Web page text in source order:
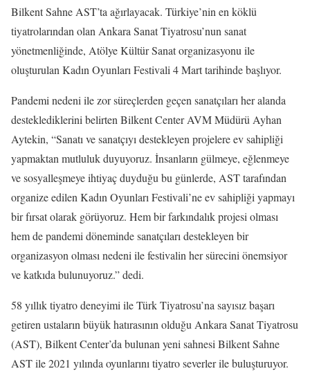
Bilkent Sahne AST’ta ağırlayacak. Türkiye’nin en köklü
tiyatrolarından olan Ankara Sanat Tiyatrosu’nun sanat
yönetmenliğinde, Atölye Kültür Sanat organizasyonu ile
oluşturulan Kadın Oyunları Festivali 4 Mart tarihinde başlıyor.
Pandemi nedeni ile zor süreçlerden geçen sanatçıları her alanda
desteklediklerini belirten Bilkent Center AVM Müdürü Ayhan
Aytekin, “Sanatı ve sanatçıyı destekleyen projelere ev sahipliği
yapmaktan mutluluk duyuyoruz. İnsanların gülmeye, eğlenmeye
ve sosyalleşmeye ihtiyaç duyduğu bu günlerde, AST tarafından
organize edilen Kadın Oyunları Festivali’ne ev sahipliği yapmayı
bir fırsat olarak görüyoruz. Hem bir farkındalık projesi olması
hem de pandemi döneminde sanatçıları destekleyen bir
organizasyon olması nedeni ile festivalin her sürecini önemsiyor
ve katkıda bulunuyoruz.” dedi.
58 yıllık tiyatro deneyimi ile Türk Tiyatrosu’na sayısız başarı
getiren ustaların büyük hatırasının olduğu Ankara Sanat Tiyatrosu
(AST), Bilkent Center’da bulunan yeni sahnesi Bilkent Sahne
AST ile 2021 yılında oyunlarını tiyatro severler ile buluşturuyor.